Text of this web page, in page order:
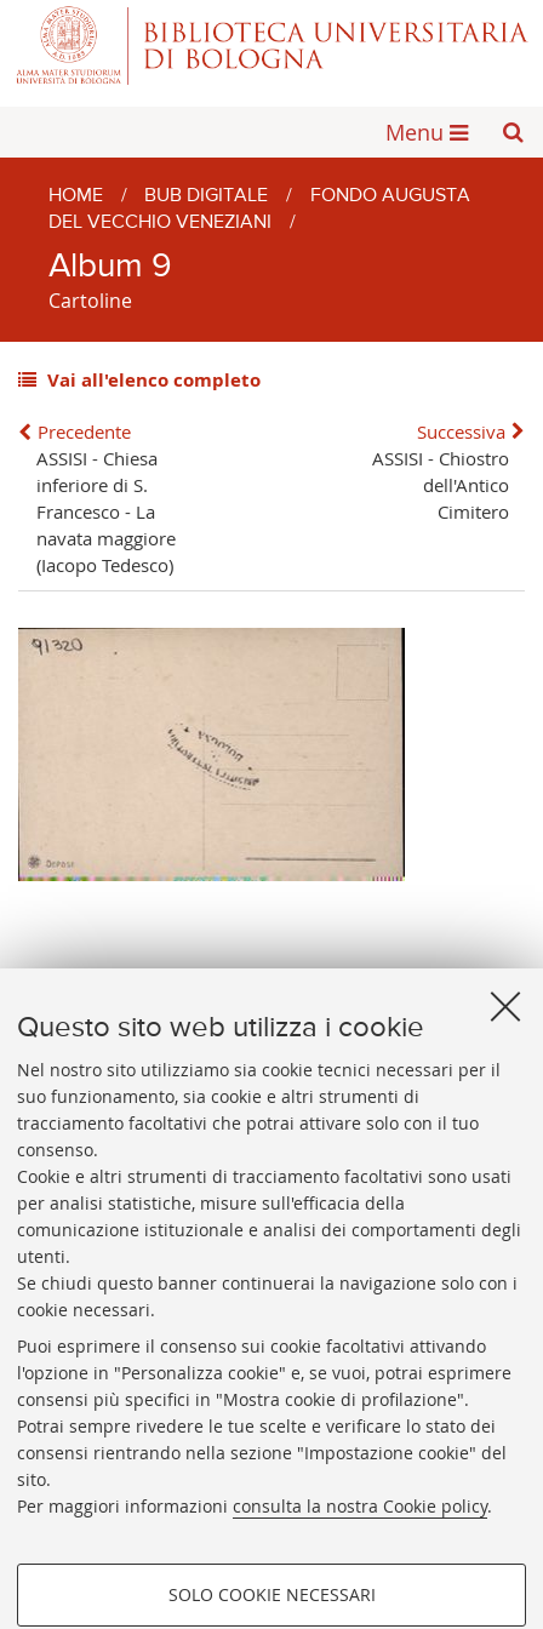
Questo sito web utilizza i cookie
Nel nostro sito utilizziamo sia cookie tecnici necessari per il
suo funzionamento, sia cookie e altri strumenti di
tracciamento facoltativi che potrai attivare solo con il tuo
consenso.
Cookie e altri strumenti di tracciamento facoltativi sono usati
per analisi statistiche, misure sull'efficacia della
comunicazione istituzionale e analisi dei comportamenti degli
utenti.
Se chiudi questo banner continuerai la navigazione solo con i
cookie necessari.
Puoi esprimere il consenso sui cookie facoltativi attivando
l'opzione in "Personalizza cookie" e, se vuoi, potrai esprimere
consensi più specifici in "Mostra cookie di profilazione".
Potrai sempre rivedere le tue scelte e verificare lo stato dei
consensi rientrando nella sezione "Impostazione cookie" del
sito.
Per maggiori informazioni consulta la nostra Cookie policy.
COOKIE DI PROFILAZIONE -
SOLO COOKIE NECESSARI
Menu
HOME / BUB DIGITALE /
FONDO AUGUSTA
DEL VECCHIO VENEZIANI
/
Album 9
Cartoline
Vai all'elenco completo
Precedente
ASSISI - Chiesa
inferiore di S.
Francesco - La
navata maggiore
(Iacopo Tedesco)
Successiva
ASSISI - Chiostro
dell'Antico
Cimitero
UNIVERSITARIA
Presidente: prof. Francesco Citti
Coordinatrice gestionale: Maria Pia Torricelli
Responsabile Amministrativo: Luigia Di Pumpo
Via Zamboni, 33/35 - 40126 Bologna (BO)
Tel. +39 051 2088306 - Fax +39 051 2088385
bub.info@unibo.it
bub.biblioteca@pec.unibo.it
Dove siamo
Orario dei servizi
Helpdesk
Rubrica di Ateneo
Privacy e note legali